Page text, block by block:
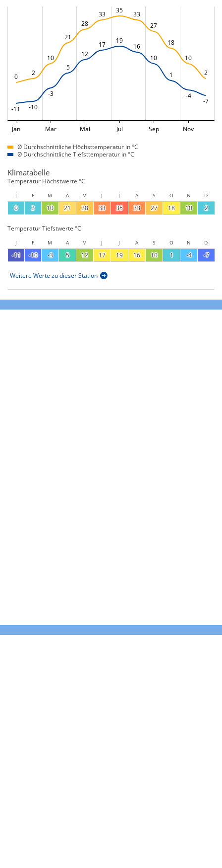
0 2
10
21
28
33 35
33
27
18
10
2
-11 -10
-3
5
12
17 19
16
10
1
-4
-7
Jan Mar Mai Jul Sep Nov
Ø Durchschnittliche Höchsttemperatur in °C
Ø Durchschnittliche Tiefsttemperatur in °C
Klimatabelle
Temperatur Höchstwerte °C
J F M A M J J A S O N D
0 2 10 21 28 33 35 33 27 18 10 2
Temperatur Tiefstwerte °C
J F M A M J J A S O N D
-11 -10 -3 5 12 17 19 16 10 1 -4 -7
Weitere Werte zu dieser Station